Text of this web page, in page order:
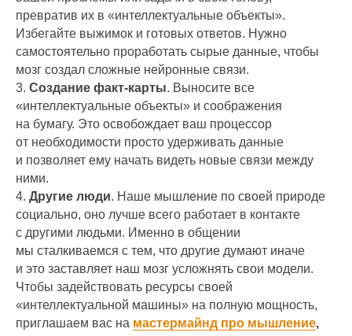
превратив их в «интеллектуальные объекты».
Избегайте выжимок и готовых ответов. Нужно
самостоятельно проработать сырые данные, чтобы
мозг создал сложные нейронные связи.
3. Создание факт-карты. Выносите все
«интеллектуальные объекты» и соображения
на бумагу. Это освобождает ваш процессор
от необходимости просто удерживать данные
и позволяет ему начать видеть новые связи между
ними.
4. Другие люди. Наше мышление по своей природе
социально, оно лучше всего работает в контакте
с другими людьми. Именно в общении
мы сталкиваемся с тем, что другие думают иначе
и это заставляет наш мозг усложнять свои модели.
Чтобы задействовать ресурсы своей
«интеллектуальной машины» на полную мощность,
приглашаем вас на мастермайнд про мышление,